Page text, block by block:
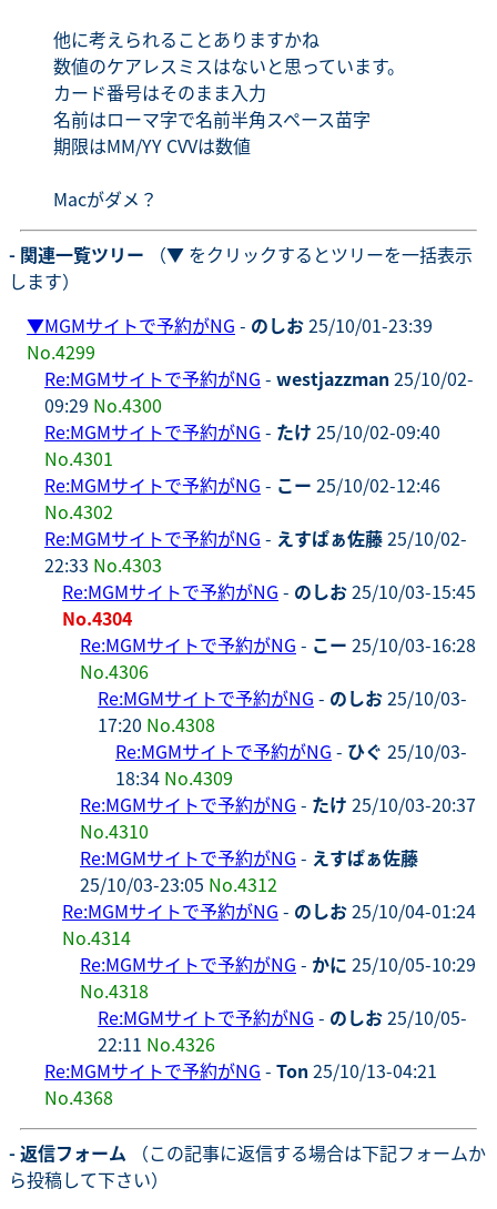
他に考えられることありますかね
数値のケアレスミスはないと思っています。
カード番号はそのまま入力
名前はローマ字で名前半角スペース苗字
期限はMM/YY CVVは数値
Macがダメ？
- 関連一覧ツリー （▼ をクリックするとツリーを一括表示
します）
▼MGMサイトで予約がNG - のしお25/10/01-23:39
No.4299
Re:MGMサイトで予約がNG - westjazzman 25/10/02-
09:29 No.4300
Re:MGMサイトで予約がNG - たけ 25/10/02-09:40
No.4301
Re:MGMサイトで予約がNG - こー 25/10/02-12:46
No.4302
Re:MGMサイトで予約がNG - えすぱぁ佐藤25/10/02-
22:33 No.4303
Re:MGMサイトで予約がNG - のしお25/10/03-15:45
No.4304
Re:MGMサイトで予約がNG - こー 25/10/03-16:28
No.4306
Re:MGMサイトで予約がNG - のしお25/10/03-
17:20 No.4308
Re:MGMサイトで予約がNG - ひぐ 25/10/03-
18:34 No.4309
Re:MGMサイトで予約がNG - たけ 25/10/03-20:37
No.4310
Re:MGMサイトで予約がNG - えすぱぁ佐藤
25/10/03-23:05 No.4312
Re:MGMサイトで予約がNG - のしお25/10/04-01:24
No.4314
Re:MGMサイトで予約がNG - かに 25/10/05-10:29
No.4318
Re:MGMサイトで予約がNG - のしお25/10/05-
22:11 No.4326
Re:MGMサイトで予約がNG - Ton 25/10/13-04:21
No.4368
- 返信フォーム （この記事に返信する場合は下記フォームか
ら投稿して下さい）